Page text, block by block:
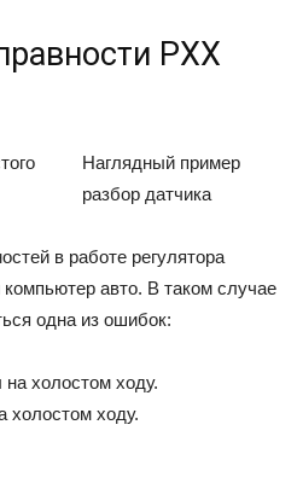
РХХ
Наглядный пример
разбор датчика
в работе регулятора
авто. В таком случае
одна из ошибок:
холостом ходу.
холостом ходу.